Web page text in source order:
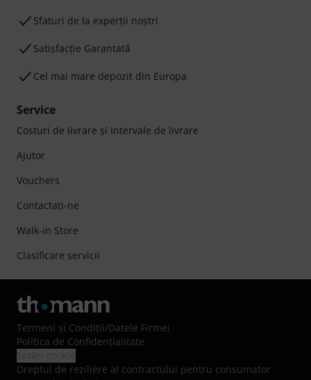
Sfaturi de la experții noștri
Satisfacție Garantată
Cel mai mare depozit din Europa
Service
Costuri de livrare şi Intervale de livrare
Ajutor
Vouchers
Contactaţi-ne
Walk-in Store
Clasificare servicii
Termeni şi Condiţii/Datele Firmei
Politica de Confidenţialitate
Dreptul de reziliere al contractului pentru consumator